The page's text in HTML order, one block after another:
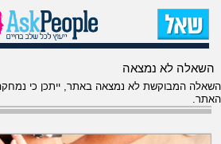
עמוד
השאלה לא נמצאה
השאלה המבוקשת לא נמצאה באתר, ייתכן כי
האתר.